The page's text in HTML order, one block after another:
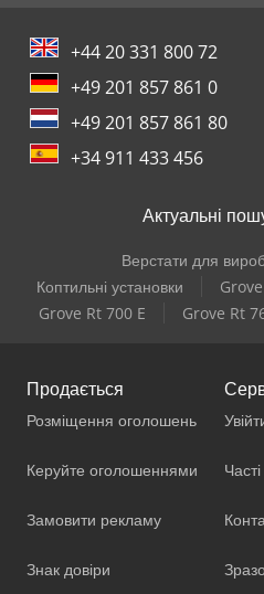
+44 20 331 800 72
+49 201 857 861 0
+49 201 857 861 80
+34 911 433 456
Актуальні
Верстати для
Коптильні установки
Grove Rt 700 E
Grove Rt
Продається
Розміщення оголошень
Керуйте оголошеннями
Замовити рекламу
Знак довіри